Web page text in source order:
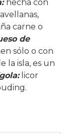
hecha con
carne o
de
sólo o con
la isla, es un
licor